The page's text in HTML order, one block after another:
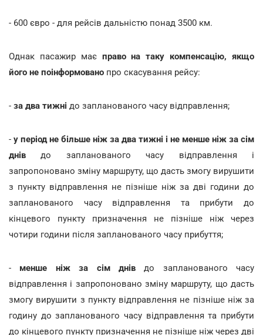
- 600 євро - для рейсів дальністю понад 3500 км.
Однак пасажир має право на таку компенсацію, якщо
його не поінформовано про скасування рейсу:
- за два тижні до запланованого часу відправлення;
- у період не більше ніж за два тижні і не менше ніж за сім
днів до запланованого часу відправлення і
запропоновано зміну маршруту, що дасть змогу вирушити
з пункту відправлення не пізніше ніж за дві години до
запланованого часу відправлення та прибути до
кінцевого пункту призначення не пізніше ніж через
чотири години після запланованого часу прибуття;
- менше ніж за сім днівдо запланованого часу
відправлення і запропоновано зміну маршруту, що дасть
змогу вирушити з пункту відправлення не пізніше ніж за
годину до запланованого часу відправлення та прибути
до кінцевого пункту призначення не пізніше ніж через дві